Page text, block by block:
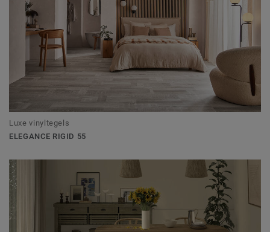
Luxe vinyltegels
ELEGANCE RIGID 55